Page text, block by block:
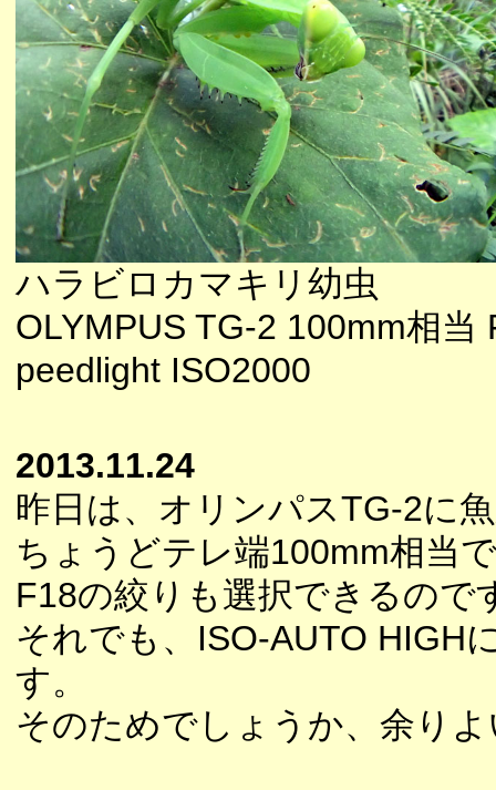
ハラビロカマキリ幼虫
OLYMPUS TG-2 100mm相当
peedlight ISO2000
2013.11.24
昨日は、オリンパスTG-2に
ちょうどテレ端100mm相当
F18の絞りも選択できるので
それでも、ISO-AUTO HIGH
す。
そのためでしょうか、余り